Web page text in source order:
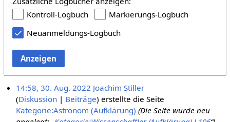
Kontroll-Logbuch
Markierungs-Logbuch
Neuanmeldungs-Logbuch
Anzeigen
14:58, 30. Aug. 2022 Joachim Stiller
Diskussion
Beiträge erstellte die Seite
Kategorie:Astronom (Aufklärung) (Die Seite wurde neu